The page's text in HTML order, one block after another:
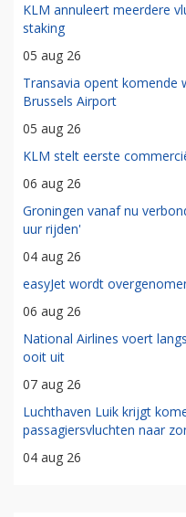
KLM annuleert meerdere
staking
05 aug 26
Transavia opent komende
Brussels Airport
05 aug 26
KLM stelt eerste
06 aug 26
Groningen vanaf nu
uur rijden'
04 aug 26
easyJet wordt
06 aug 26
National Airlines voert
ooit uit
07 aug 26
Luchthaven Luik krijgt
passagiersvluchten naar
04 aug 26